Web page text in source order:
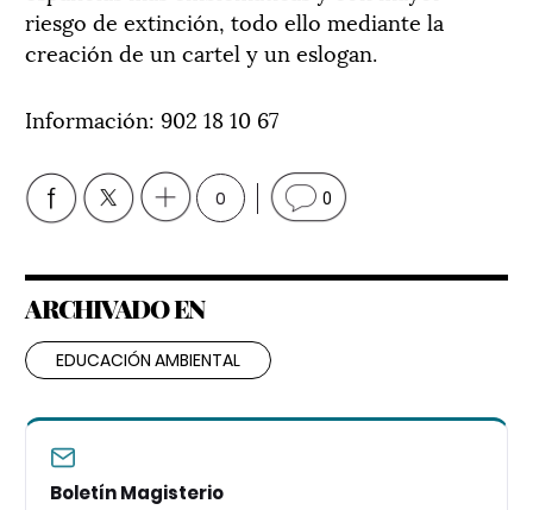
riesgo de extinción, todo ello mediante la
creación de un cartel y un eslogan.
Información: 902 18 10 67
0 0
ARCHIVADO EN
EDUCACIÓN AMBIENTAL
Boletín Magisterio